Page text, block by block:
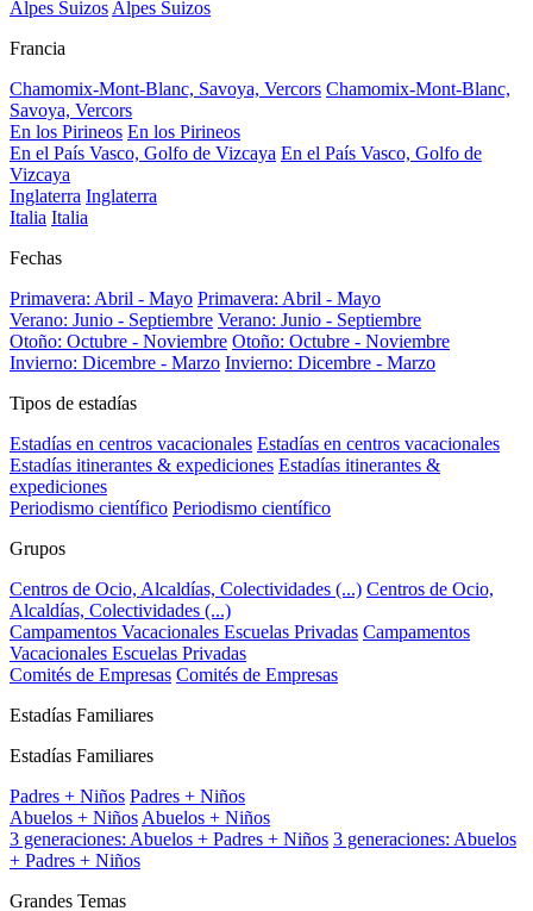
Alpes Suizos Alpes Suizos
Francia
Chamomix-Mont-Blanc, Savoya, Vercors Chamomix-Mont-Blanc,
Savoya, Vercors
En los Pirineos En los Pirineos
En el País Vasco, Golfo de Vizcaya En el País Vasco, Golfo de
Vizcaya
Inglaterra Inglaterra
Italia Italia
Fechas
Primavera: Abril - Mayo Primavera: Abril - Mayo
Verano: Junio - Septiembre Verano: Junio - Septiembre
Otoño: Octubre - Noviembre Otoño: Octubre - Noviembre
Invierno: Dicembre - Marzo Invierno: Dicembre - Marzo
Tipos de estadías
Estadías en centros vacacionales Estadías en centros vacacionales
Estadías itinerantes & expediciones Estadías itinerantes &
expediciones
Periodismo científico Periodismo científico
Grupos
Centros de Ocio, Alcaldías, Colectividades (...) Centros de Ocio,
Alcaldías, Colectividades (...)
Campamentos Vacacionales Escuelas Privadas Campamentos
Vacacionales Escuelas Privadas
Comités de Empresas Comités de Empresas
Estadías Familiares
Estadías Familiares
Padres + Niños Padres + Niños
Abuelos + Niños Abuelos + Niños
3 generaciones: Abuelos + Padres + Niños 3 generaciones: Abuelos
+ Padres + Niños
Grandes Temas